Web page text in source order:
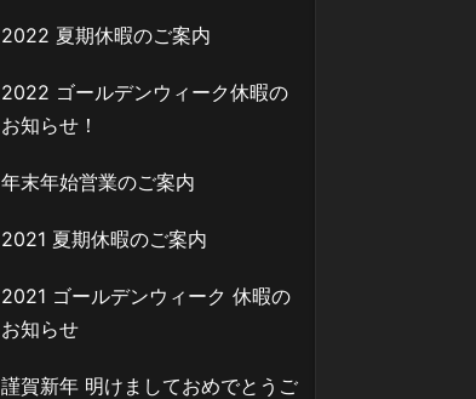
2022 夏期休暇のご案内
2022 ゴールデンウィーク休暇の
お知らせ！
年末年始営業のご案内
2021 夏期休暇のご案内
2021 ゴールデンウィーク 休暇の
お知らせ
謹賀新年 明けましておめでとうご